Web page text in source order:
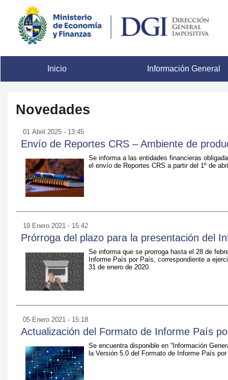
Inicio Información General
Novedades
01 Abril 2025 - 13:45
Envío de Reportes CRS – Ambiente de
Se informa a las entidades financieras
el envío de Reportes CRS a partir del 1º de
19 Enero 2021 - 15:42
Prórroga del plazo para la presentación del
Se informa que se prorroga hasta el 28 de
Informe País por País, correspondiente a
31 de enero de 2020.
05 Enero 2021 - 15:18
Actualización del Formato de Informe País
Se encuentra disponible en “Información
la Versión 5.0 del Formato de Informe País